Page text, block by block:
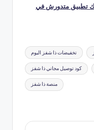
تطبيق متدورش في
تخفيضات ذا شفز اليوم
كود توصيل مجاني ذا شفز
منصة ذا شفز